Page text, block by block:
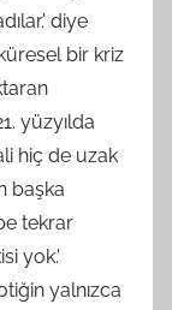
diye
bir kriz
yüzyılda
hiç de uzak
başka
tekrar
yok.'
yalnızca